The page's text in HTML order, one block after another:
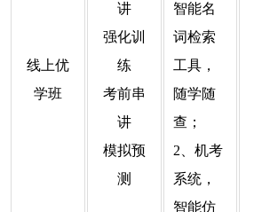
线上优
学班
讲
强化训
练
考前串
讲
模拟预
测
智能名
词检索
工具，
随学随
查；
2、机考
系统，
智能仿